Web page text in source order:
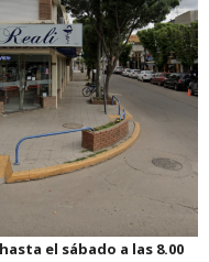
el sábado a las 8.00